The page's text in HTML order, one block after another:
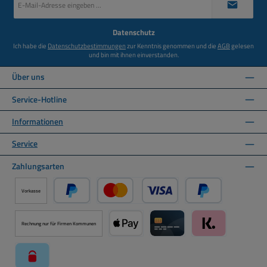
Mail-
Datenschutz
Ich habe die Datenschutzbestimmungenzur Kenntnis genommen und dieAGBgelesen
und bin mit ihnen einverstanden.
Über uns
Service-Hotline
Informationen
Service
Zahlungsarten
Vorkasse
PayPal Kredit- oder Debitkarte über PayPal
Später Bezahlen
Rechnung nur für Firmen Kommunen